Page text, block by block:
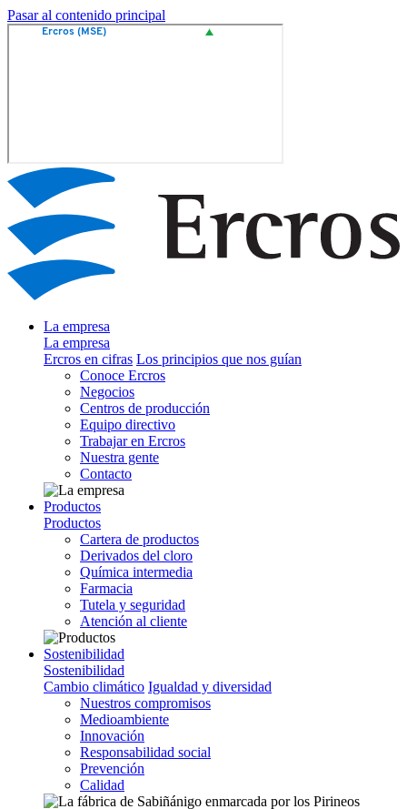
Pasar al contenido principal
La empresa
La empresa
Ercros en cifras Los principios que nos guían
Conoce Ercros
Negocios
Centros de producción
Equipo directivo
Trabajar en Ercros
Nuestra gente
Contacto
Productos
Productos
Cartera de productos
Derivados del cloro
Química intermedia
Farmacia
Tutela y seguridad
Atención al cliente
Sostenibilidad
Sostenibilidad
Cambio climático Igualdad y diversidad
Nuestros compromisos
Medioambiente
Innovación
Responsabilidad social
Prevención
Calidad